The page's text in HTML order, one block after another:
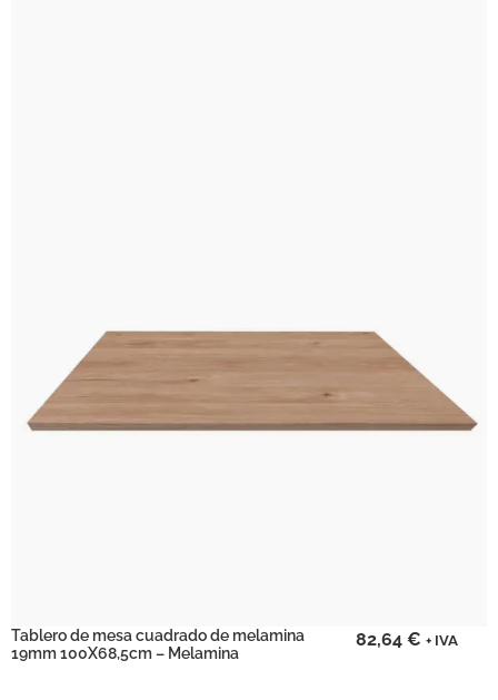
Tablero de mesa cuadrado de melamina
19mm 100X68,5cm – Melamina
82,64€ + IVA